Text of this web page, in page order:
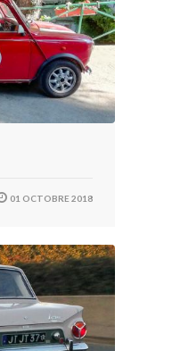
01 OCTOBRE 2018